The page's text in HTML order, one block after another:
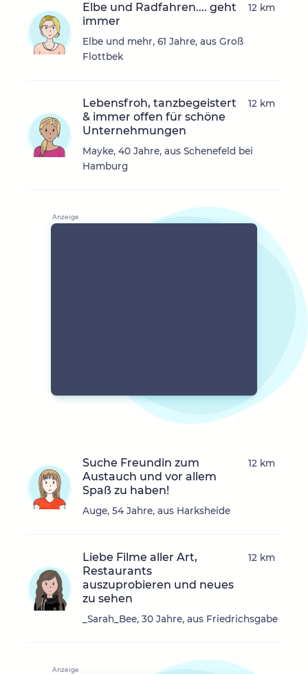
Elbe und Radfahren.... geht
immer
Elbe und mehr, 61 Jahre, aus Groß
Flottbek
12 km
Lebensfroh, tanzbegeistert
& immer offen für schöne
Unternehmungen
Mayke, 40 Jahre, aus Schenefeld bei
Hamburg
12 km
Suche Freundin zum
Austauch und vor allem
Spaß zu haben!
Auge, 54 Jahre, aus Harksheide
12 km
Liebe Filme aller Art,
Restaurants
auszuprobieren und neues
zu sehen
_Sarah_Bee, 30 Jahre, aus Friedrichsgabe
12 km